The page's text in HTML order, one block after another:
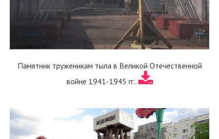
Памятник труженикам тыла в Великой Отечественной
войне 1941-1945 гг..